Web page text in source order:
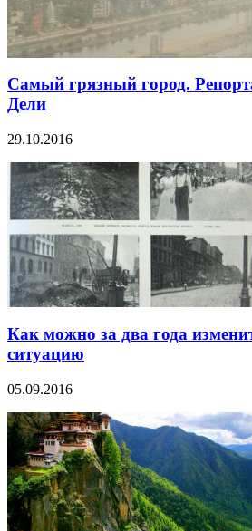
Самый грязный город.
Дели
29.10.2016
Как можно за два года
ситуацию
05.09.2016